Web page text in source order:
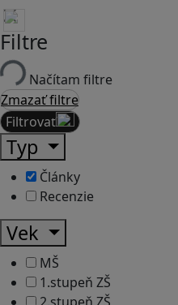
Filtre
Načítam filtre
Zmazať filtre
Filtrovať
Typ
Články
Recenzie
Vek
MŠ
1.stupeň ZŠ